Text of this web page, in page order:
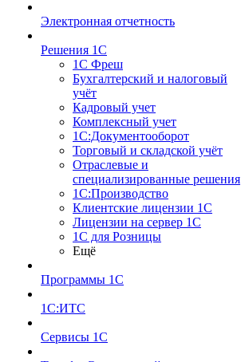
Электронная отчетность
Решения 1С
1С Фреш
Бухгалтерский и налоговый
учёт
Кадровый учет
Комплексный учет
1С:Документооборот
Торговый и складской учёт
Отраслевые и
специализированные решения
1С:Производство
Клиентские лицензии 1С
Лицензии на сервер 1С
1С для Розницы
Ещё
Программы 1С
1С:ИТС
Сервисы 1С